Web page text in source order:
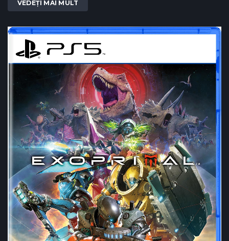
VEDEȚI MAI MULT